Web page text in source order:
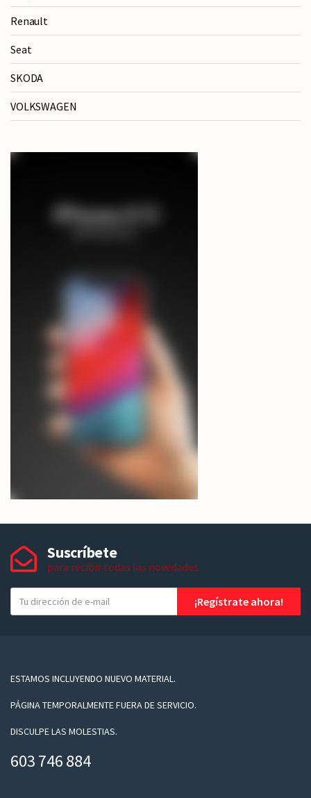
Renault
Seat
SKODA
VOLKSWAGEN
Suscríbete
para recibir todas las novedades
u
a
l
¡Regístrate ahora!
ESTAMOS INCLUYENDO NUEVO MATERIAL.
PÁGINA TEMPORALMENTE FUERA DE SERVICIO.
DISCULPE LAS MOLESTIAS.
603 746 884